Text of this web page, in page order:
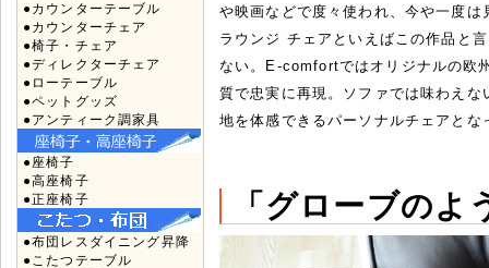
●カウンターテーブル
●カウンターチェア
●椅子・チェア
●ディレクターチェア
●ローテーブル
●ペットグッズ
●アンティーク調家具
●座椅子
●高座椅子
●正座椅子
●布団レスダイニング昇降
●こたつテーブル
や映画などで度々使われ、今や一度は
ラウンジ チェアといえばこの作品と
ない。E-comfortではオリジナルの欧
質で忠実に再現。ソファでは味わえな
地を体感できるパーソナルチェアとな
「グローブの